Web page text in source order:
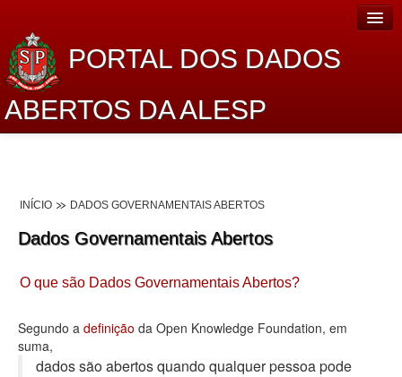
PORTAL DOS DADOS
ABERTOS DA ALESP
Lei de Acesso à Informação
Dados Governamentais Abertos
Planejamento
Catálogo de dados
INÍCIO DADOS GOVERNAMENTAIS ABERTOS
Dados Governamentais Abertos
O que são Dados Governamentais Abertos?
Segundo a definição da Open Knowledge Foundation, em
suma,
dados são abertos quando qualquer pessoa pode